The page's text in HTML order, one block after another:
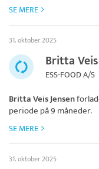
SE MERE
31. oktober 2025
Britta
ESS-FOOD A/S
Britta Veis Jensen
periode på 9 måneder.
SE MERE
31. oktober 2025